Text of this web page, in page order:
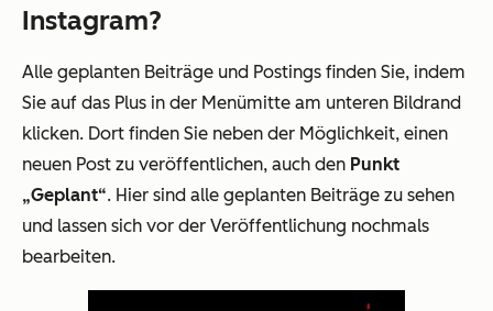
Instagram?
Alle geplanten Beiträge und Postings finden Sie, indem
Sie auf das Plus in der Menümitte am unteren Bildrand
klicken. Dort finden Sie neben der Möglichkeit, einen
neuen Post zu veröffentlichen, auch den Punkt
„Geplant“. Hier sind alle geplanten Beiträge zu sehen
und lassen sich vor der Veröffentlichung nochmals
bearbeiten.